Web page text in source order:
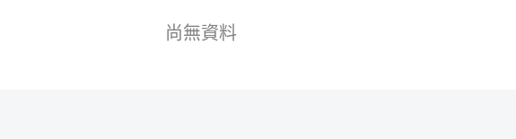
尚無資料